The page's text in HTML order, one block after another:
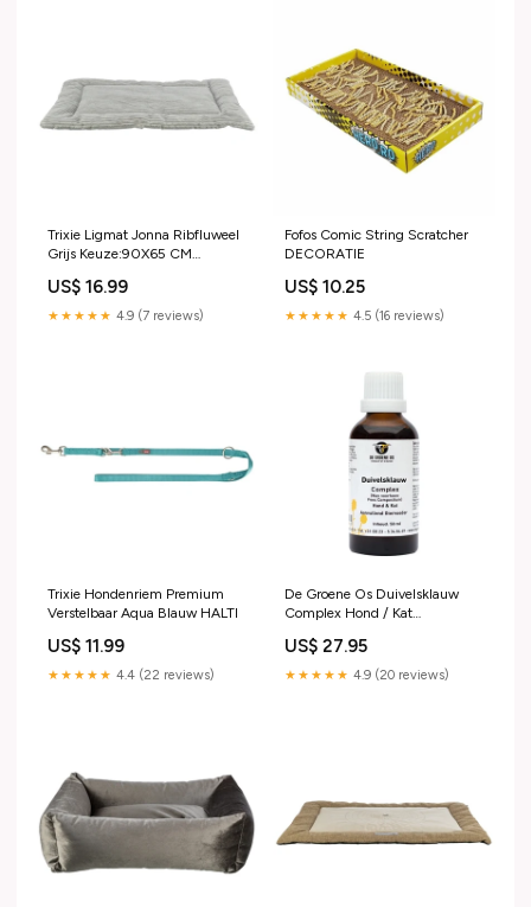
Trixie Ligmat Jonna Ribfluweel
Grijs Keuze:90X65 CM
US$ 16.99
★★★★★ 4.9 (7 reviews)
Fofos Comic String Scratcher
DECORATIE
US$ 10.25
★★★★★ 4.5 (16 reviews)
Trixie Hondenriem Premium
Verstelbaar Aqua Blauw HALTI
US$ 11.99
★★★★★ 4.4 (22 reviews)
De Groene Os Duivelsklauw
Complex Hond / Kat
US$ 27.95
★★★★★ 4.9 (20 reviews)